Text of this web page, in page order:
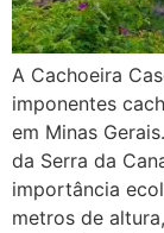
A Cachoeira
imponentes
em Minas
da Serra da
importância
metros de